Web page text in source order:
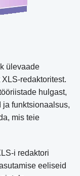
ülevaade
redaktoritest.
hulgast,
funktsionaalsus,
mis teie
i redaktori
eeliseid